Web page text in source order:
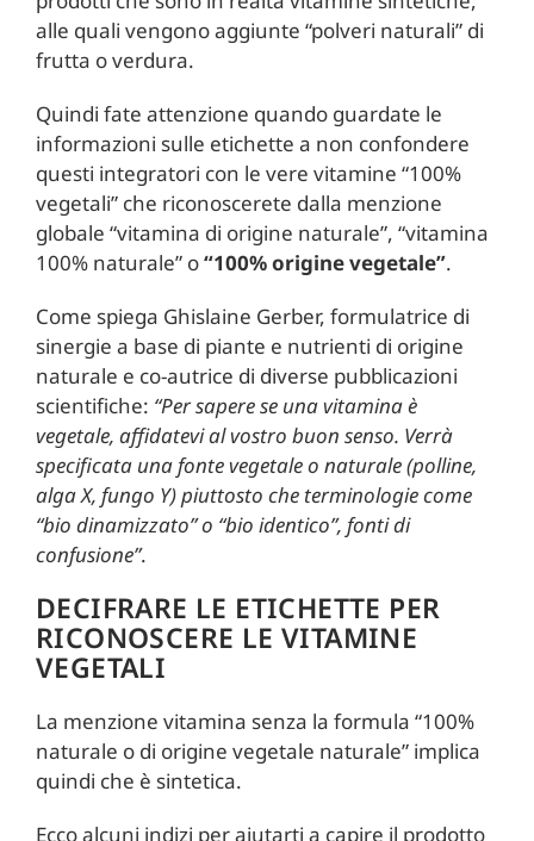
alle quali vengono aggiunte “polveri naturali” di
frutta o verdura.
Quindi fate attenzione quando guardate le
informazioni sulle etichette a non confondere
questi integratori con le vere vitamine “100%
vegetali” che riconoscerete dalla menzione
globale “vitamina di origine naturale”, “vitamina
100% naturale” o“100% origine vegetale”.
Come spiega Ghislaine Gerber, formulatrice di
sinergie a base di piante e nutrienti di origine
naturale e co-autrice di diverse pubblicazioni
scientifiche: “Per sapere se una vitamina è
vegetale, affidatevi al vostro buon senso. Verrà
specificata una fonte vegetale o naturale (polline,
alga X, fungo Y) piuttosto che terminologie come
“bio dinamizzato” o “bio identico”, fonti di
confusione”.
DECIFRARE LE ETICHETTE PER
RICONOSCERE LE VITAMINE
VEGETALI
La menzione vitamina senza la formula “100%
naturale o di origine vegetale naturale” implica
quindi che è sintetica.
Ecco alcuni indizi per aiutarti a capire il prodotto